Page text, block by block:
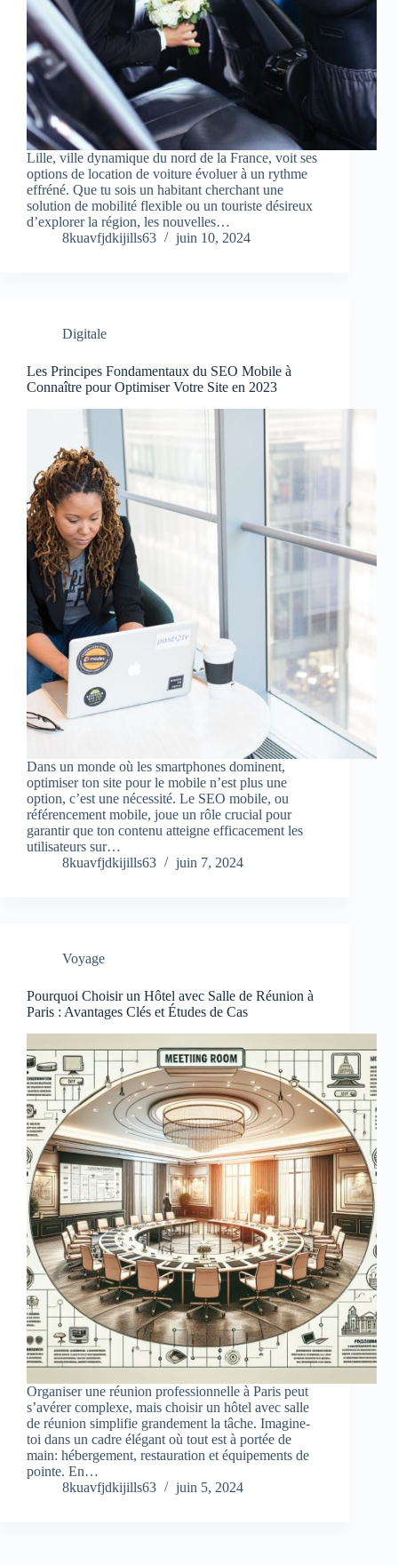
Lille, ville dynamique du nord de la France, voit ses
options de location de voiture évoluer à un rythme
effréné. Que tu sois un habitant cherchant une
solution de mobilité flexible ou un touriste désireux
d’explorer la région, les nouvelles…
8kuavfjdkijills63
juin 10, 2024
Digitale
Les Principes Fondamentaux du SEO Mobile à
Connaître pour Optimiser Votre Site en 2023
Dans un monde où les smartphones dominent,
optimiser ton site pour le mobile n’est plus une
option, c’est une nécessité. Le SEO mobile, ou
référencement mobile, joue un rôle crucial pour
garantir que ton contenu atteigne efficacement les
utilisateurs sur…
8kuavfjdkijills63
juin 7, 2024
Voyage
Pourquoi Choisir un Hôtel avec Salle de Réunion à
Paris : Avantages Clés et Études de Cas
Organiser une réunion professionnelle à Paris peut
s’avérer complexe, mais choisir un hôtel avec salle
de réunion simplifie grandement la tâche. Imagine-
toi dans un cadre élégant où tout est à portée de
main: hébergement, restauration et équipements de
pointe. En…
8kuavfjdkijills63
juin 5, 2024